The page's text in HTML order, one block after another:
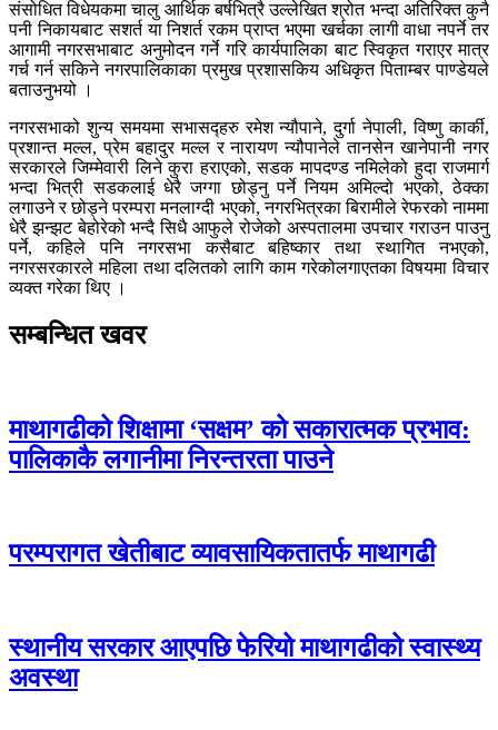
संसोधित विधेयकमा चालु आर्थिक बर्षभित्रै उल्लेखित श्रोत भन्दा अतिरिक्त कुनै
पनी निकायबाट सशर्त या निशर्त रकम प्राप्त भएमा खर्चका लागी वाधा नपर्ने तर
आगामी नगरसभाबाट अनुमोदन गर्ने गरि कार्यपालिका बाट स्विकृत गराएर मात्र
गर्च गर्न सकिने नगरपालिकाका प्रमुख प्रशासकिय अधिकृत पिताम्बर पाण्डेयले
बताउनुभयो ।
नगरसभाको शुन्य समयमा सभासद्हरु रमेश न्यौपाने, दुर्गा नेपाली, विष्णु कार्की,
प्रशान्त मल्ल, प्रेम बहादुर मल्ल र नारायण न्यौपानेले तानसेन खानेपानी नगर
सरकारले जिम्मेवारी लिने कुरा हराएको, सडक मापदण्ड नमिलेको हुदा राजमार्ग
भन्दा भित्री सडकलाई धेरै जग्गा छोड्नु पर्ने नियम अमिल्दो भएको, ठेक्का
लगाउने र छोड्ने परम्परा मनलाग्दी भएको, नगरभित्रका बिरामीले रेफरको नाममा
धेरै झन्झट बेहोरेको भन्दै सिधै आफुले रोजेको अस्पतालमा उपचार गराउन पाउनु
पर्ने, कहिले पनि नगरसभा कसैबाट बहिष्कार तथा स्थागित नभएको,
नगरसरकारले महिला तथा दलितको लागि काम गरेकोलगाएतका विषयमा विचार
व्यक्त गरेका थिए ।
सम्बन्धित खवर
माथागढीको शिक्षामा ‘सक्षम’ को सकारात्मक प्रभाव:
पालिकाकै लगानीमा निरन्तरता पाउने
परम्परागत खेतीबाट व्यावसायिकतातर्फ माथागढी
स्थानीय सरकार आएपछि फेरियो माथागढीको स्वास्थ्य
अवस्था